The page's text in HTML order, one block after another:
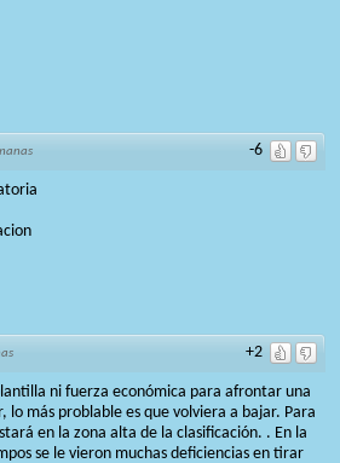
-6
+2
ni fuerza económica para afrontar una
lo más problable es que volviera a bajar. Para
en la zona alta de la clasificación. . En la
se le vieron muchas deficiencias en tirar